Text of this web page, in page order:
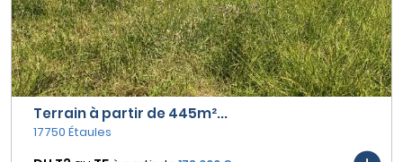
Terrain à partir de 445m²...
17750 Étaules